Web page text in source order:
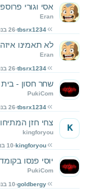
אסי וגורי
Eran
tbsrx1234 26 בנוב׳ 22:28
לא תאמינו
Eran
tbsrx1234 26 בנוב׳ 22:27
שחר חסון -
PukiCom
tbsrx1234 26 בנוב׳ 22:26
צחי חזן
kingforyou
kingforyou 10 בנוב׳ 16:11
K
יוסי פנסו
PukiCom
goldbergy 10 בנוב׳ 01:54